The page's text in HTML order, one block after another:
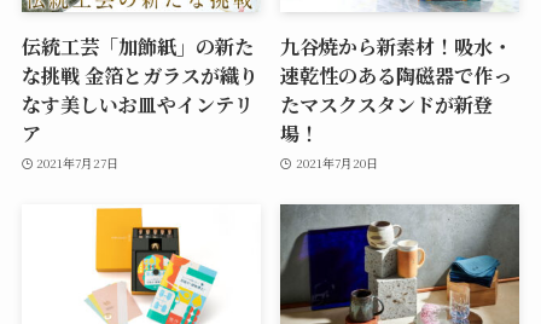
伝統工芸「加飾紙」の新た
な挑戦 金箔とガラスが織り
なす美しいお皿やインテリ
ア
2021年7月27日
九谷焼から新素材！吸水・
速乾性のある陶磁器で作っ
たマスクスタンドが新登
場！
2021年7月20日